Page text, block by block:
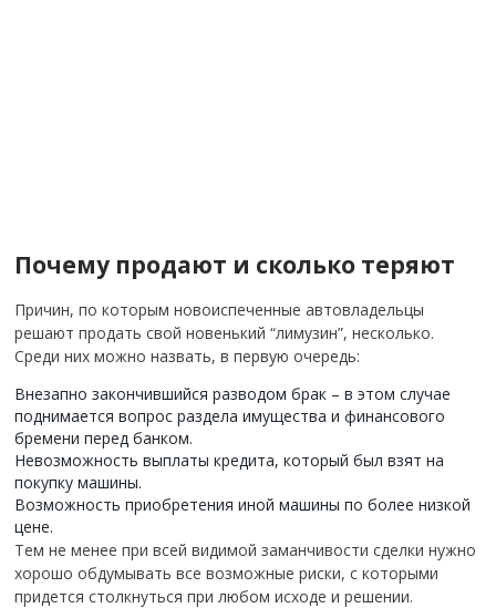
Почему продают и сколько теряют
Причин, по которым новоиспеченные автовладельцы
решают продать свой новенький “лимузин”, несколько.
Среди них можно назвать, в первую очередь:
Внезапно закончившийся разводом брак – в этом случае
поднимается вопрос раздела имущества и финансового
бремени перед банком.
Невозможность выплаты кредита, который был взят на
покупку машины.
Возможность приобретения иной машины по более низкой
цене.
Тем не менее при всей видимой заманчивости сделки нужно
хорошо обдумывать все возможные риски, с которыми
придется столкнуться при любом исходе и решении.